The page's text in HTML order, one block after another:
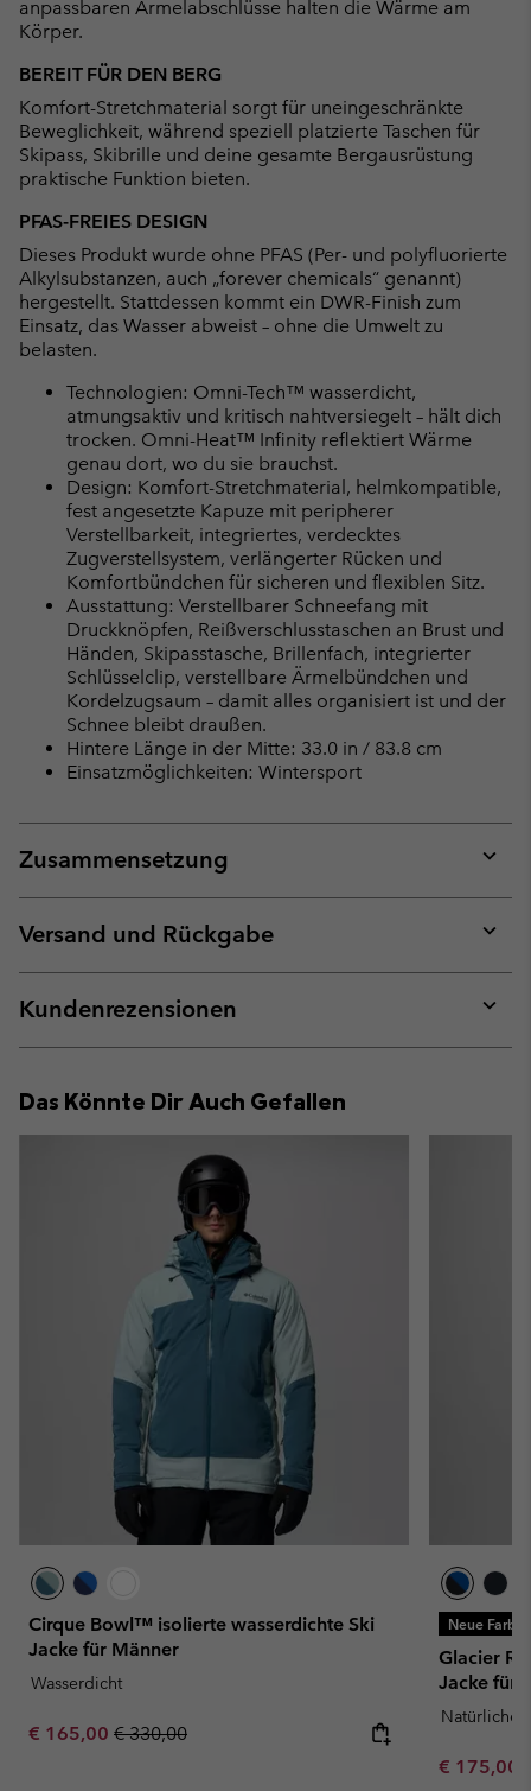
anpassbaren Ärmelabschlüsse halten die Wärme am
Körper.
BEREIT FÜR DEN BERG
Komfort-Stretchmaterial sorgt für uneingeschränkte
Beweglichkeit, während speziell platzierte Taschen für
Skipass, Skibrille und deine gesamte Bergausrüstung
praktische Funktion bieten.
PFAS-FREIES DESIGN
Dieses Produkt wurde ohne PFAS (Per- und polyfluorierte
Alkylsubstanzen, auch „forever chemicals“ genannt)
hergestellt. Stattdessen kommt ein DWR-Finish zum
Einsatz, das Wasser abweist – ohne die Umwelt zu
belasten.
Technologien: Omni-Tech™ wasserdicht,
atmungsaktiv und kritisch nahtversiegelt – hält dich
trocken. Omni-Heat™ Infinity reflektiert Wärme
genau dort, wo du sie brauchst.
Design: Komfort-Stretchmaterial, helmkompatible,
fest angesetzte Kapuze mit peripherer
Verstellbarkeit, integriertes, verdecktes
Zugverstellsystem, verlängerter Rücken und
Komfortbündchen für sicheren und flexiblen Sitz.
Ausstattung: Verstellbarer Schneefang mit
Druckknöpfen, Reißverschlusstaschen an Brust und
Händen, Skipasstasche, Brillenfach, integrierter
Schlüsselclip, verstellbare Ärmelbündchen und
Kordelzugsaum – damit alles organisiert ist und der
Schnee bleibt draußen.
Hintere Länge in der Mitte: 33.0 in / 83.8 cm
Einsatzmöglichkeiten: Wintersport
Zusammensetzung
or
Versand und Rückgabe
or
Kundenrezensionen
or
Das Könnte Dir Auch Gefallen
Cirque Bowl™ isolierte wasserdichte Ski
Jacke für Männer
Wasserdicht
Sale price:
€ 165,00 Regular price:
€ 330,00
Neue
Glacier
Jacke für
Natürliche
Minimum
€ 175,00